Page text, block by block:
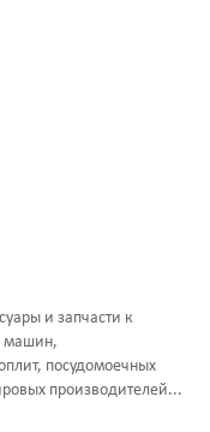
и запчасти к
машин,
посудомоечных
производителей...